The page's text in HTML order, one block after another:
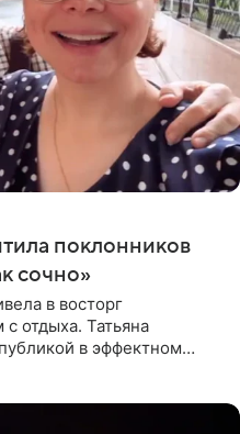
поклонников
сочно»
в восторг
отдыха. Татьяна
в эффектном